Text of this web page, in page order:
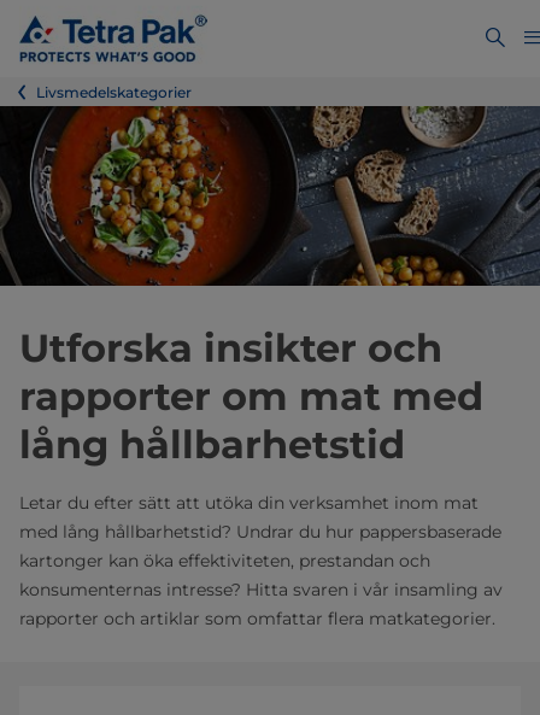
Livsmedelskategorier
Utforska insikter och
rapporter om mat med
lång hållbarhetstid
Letar du efter sätt att utöka din verksamhet inom mat
med lång hållbarhetstid? Undrar du hur pappersbaserade
kartonger kan öka effektiviteten, prestandan och
konsumenternas intresse? Hitta svaren i vår insamling av
rapporter och artiklar som omfattar flera matkategorier.